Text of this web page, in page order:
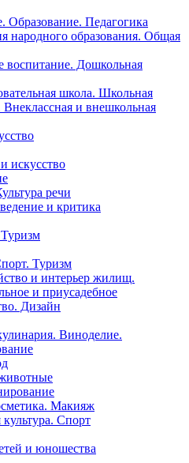
Образование. Педагогика
народного образования. Общая
воспитание. Дошкольная
школа. Школьная
Внеклассная и внешкольная
искусство
речи
и критика
Туризм
и интерьер жилищ.
и приусадебное
Дизайн
Виноделие.
Макияж
Спорт
и юношества